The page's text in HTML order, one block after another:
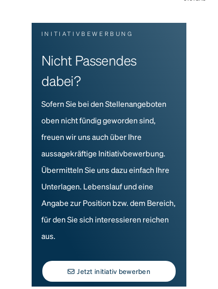
INITIATIVBEWERBUNG
Nicht Passendes
dabei?
Sofern Sie bei den Stellenangeboten
oben nicht fündig geworden sind,
freuen wir uns auch über Ihre
aussagekräftige Initiativbewerbung.
Übermitteln Sie uns dazu einfach Ihre
Unterlagen. Lebenslauf und eine
Angabe zur Position bzw. dem Bereich,
für den Sie sich interessieren reichen
aus.
Jetzt initiativ bewerben